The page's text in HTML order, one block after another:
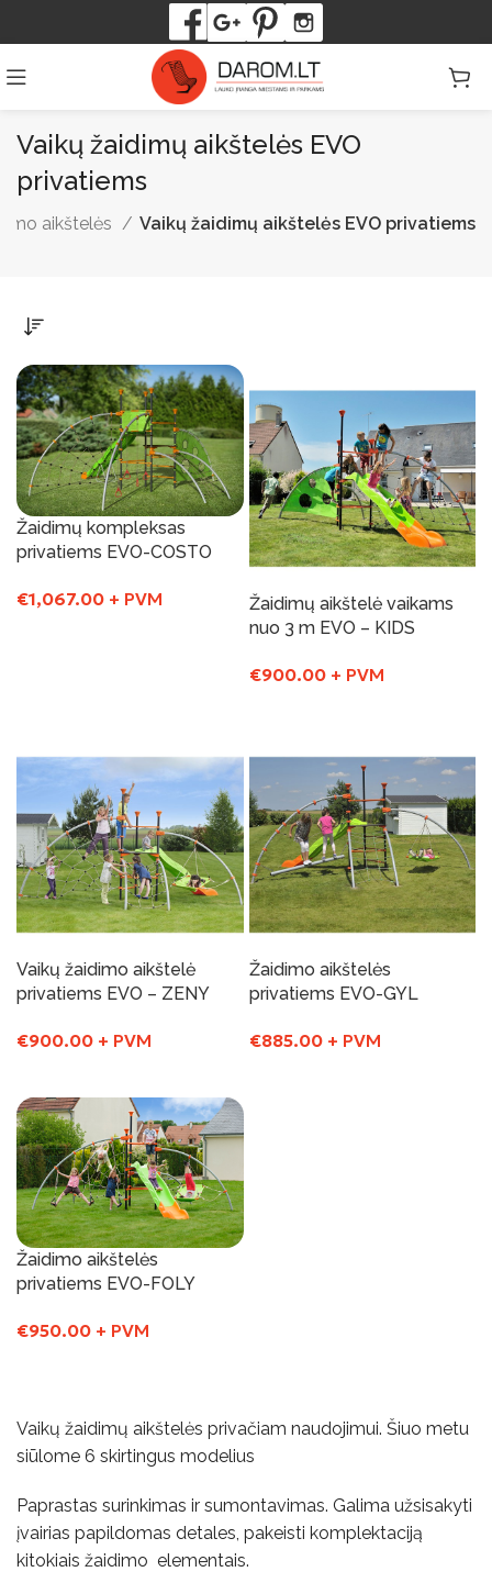
Vaikų žaidimų aikštelės EVO
privatiems
aikštelės Vaikų žaidimų aikštelės EVO privatiems
Žaidimų kompleksas
privatiems EVO-COSTO
€1,067.00 + PVM
Žaidimų aikštelė vaikams
nuo 3 m EVO – KIDS
€900.00+ PVM
Vaikų žaidimo aikštelė
privatiems EVO – ZENY
€900.00 + PVM
Žaidimo aikštelės
privatiems EVO-GYL
€885.00+ PVM
Žaidimo aikštelės
privatiems EVO-FOLY
€950.00 + PVM
Vaikų žaidimų aikštelės privačiam naudojimui. Šiuo metu
siūlome 6 skirtingus modelius
Paprastas surinkimas ir sumontavimas. Galima užsisakyti
įvairias papildomas detales, pakeisti komplektaciją
kitokiais žaidimo elementais.